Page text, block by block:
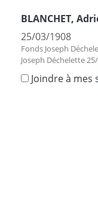
BLANCHET,
25/03/1908
Fonds Joseph
Joseph Déchelette
Joindre à mes